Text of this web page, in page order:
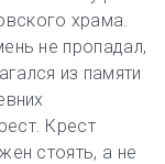
храма.
не пропадал,
из памяти
Крест
стоять, а не